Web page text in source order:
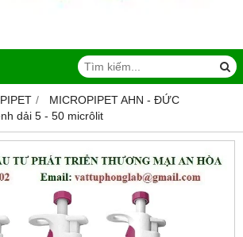
MICROPIPET AHN - ĐỨC
dải 5 - 50 micrôlit